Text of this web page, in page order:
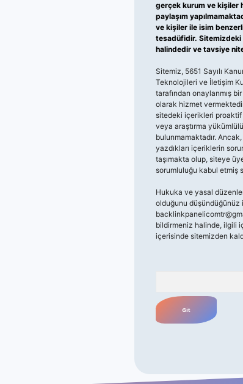
gerçek kurum ve kişiler
paylaşım
ve kişiler ile isim
tesadüfidir.
halindedir ve tavsiye
Sitemiz, 5651 Sayılı
Teknolojileri ve İletişim
tarafından onaylanmış bir
olarak hizmet
sitedeki içerikleri
veya araştırma
bulunmamaktadır.
yazdıkları içeriklerin
taşımakta olup, siteye
sorumluluğu kabul etmiş
Hukuka ve yasal
olduğunu düşündüğünüz
bildirmeniz halinde, ilgili
içerisinde sitemizden